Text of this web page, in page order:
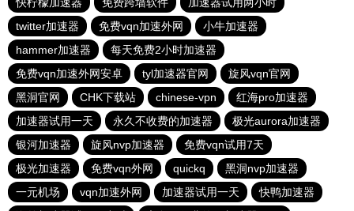
快柠檬加速器
免费跨墙软件
加速器试用两小时
twitter加速器
免费vqn加速外网
小牛加速器
hammer加速器
每天免费2小时加速器
免费vqn加速外网安卓
tyl加速器官网
旋风vqn官网
黑洞官网
CHK下载站 chinese-vpn
红海pro加速器
加速器试用一天
永久不收费的加速器
极光aurora加速器
银河加速器
旋风nvp加速器
免费vqn试用7天
极光加速器
免费vqn外网 quickq
黑洞nvp加速器
一元机场
vqn加速外网 加速器试用一天
快鸭加速器